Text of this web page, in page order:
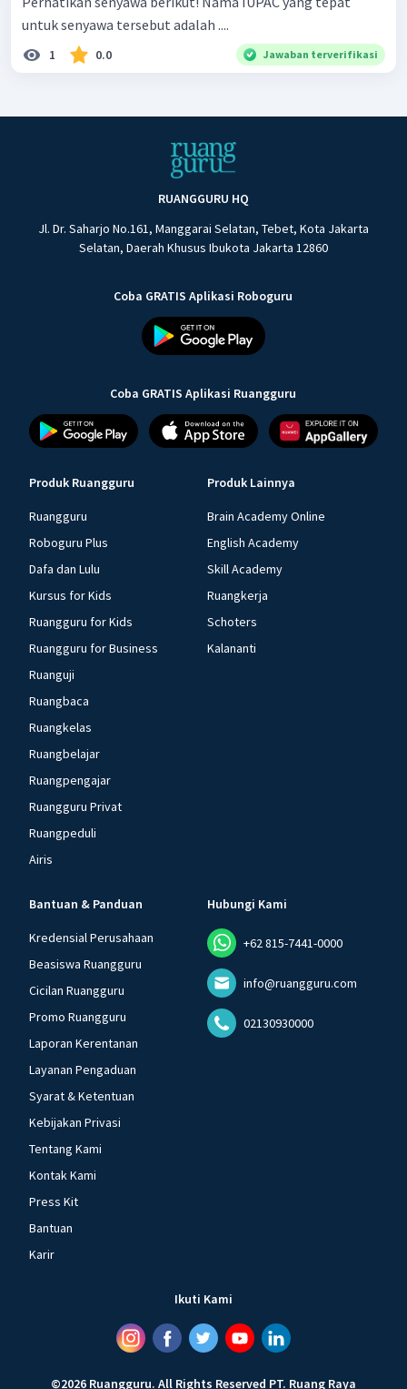
untuk senyawa tersebut adalah ....
1 0.0 Jawaban terverifikasi
RUANGGURU HQ
Jl. Dr. Saharjo No.161, Manggarai Selatan, Tebet, Kota Jakarta
Selatan, Daerah Khusus Ibukota Jakarta 12860
Coba GRATIS Aplikasi Roboguru
Coba GRATIS Aplikasi Ruangguru
Produk Ruangguru
Ruangguru
Roboguru Plus
Dafa dan Lulu
Kursus for Kids
Ruangguru for Kids
Ruangguru for Business
Ruanguji
Ruangbaca
Ruangkelas
Ruangbelajar
Ruangpengajar
Ruangguru Privat
Ruangpeduli
Airis
Produk Lainnya
Brain Academy Online
English Academy
Skill Academy
Ruangkerja
Schoters
Kalananti
Bantuan & Panduan
Kredensial Perusahaan
Beasiswa Ruangguru
Cicilan Ruangguru
Promo Ruangguru
Laporan Kerentanan
Layanan Pengaduan
Syarat & Ketentuan
Kebijakan Privasi
Tentang Kami
Kontak Kami
Press Kit
Bantuan
Karir
Hubungi Kami
+62 815-7441-0000
info@ruangguru.com
02130930000
Ikuti Kami
©2026 Ruangguru. All Rights Reserved PT. Ruang Raya